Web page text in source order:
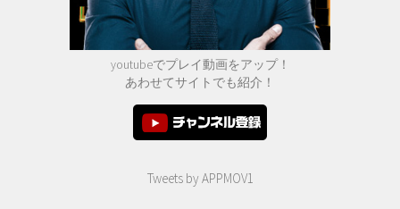
youtubeでプレイ動画をアップ！
あわせてサイトでも紹介！
Tweets by APPMOV1